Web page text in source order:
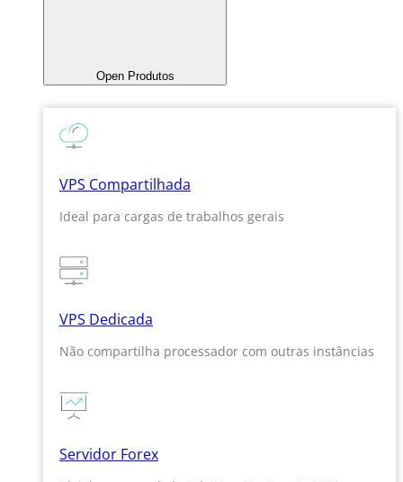
Open Produtos
VPS Compartilhada
Ideal para cargas de trabalhos gerais
VPS Dedicada
Não compartilha processador com outras instâncias
Servidor Forex